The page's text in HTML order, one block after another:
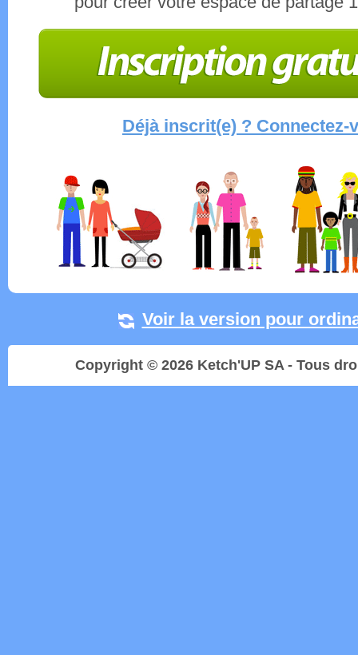
Déjà inscrit(e) ? Connectez-
Voir la version pour
Copyright © 2026 Ketch'UP SA - Tous